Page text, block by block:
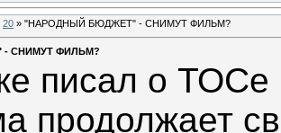
20 » "НАРОДНЫЙ БЮДЖЕТ" - СНИМУТ ФИЛЬМ?
СНИМУТ ФИЛЬМ?
писал о ТОСе
продолжает